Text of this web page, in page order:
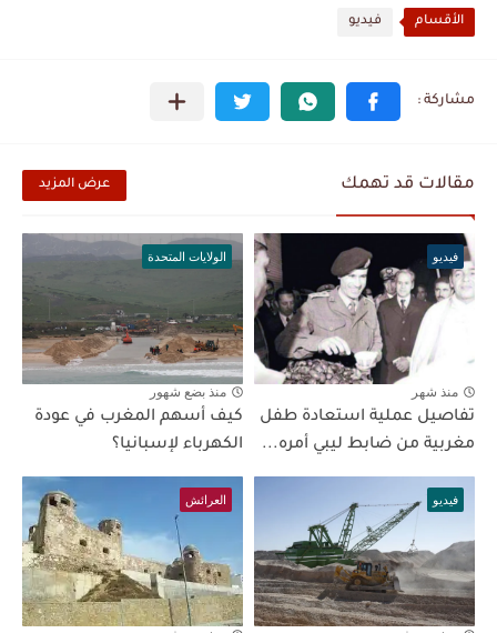
الأقسام فيديو
مقالات قد تهمك عرض المزيد
فيديو
منذ شهر
تفاصيل عملية استعادة طفل
مغربية من ضابط ليبي أمره...
الولايات المتحدة
منذ بضع شهور
كيف أسهم المغرب في عودة
الكهرباء لإسبانيا؟
فيديو العرائش